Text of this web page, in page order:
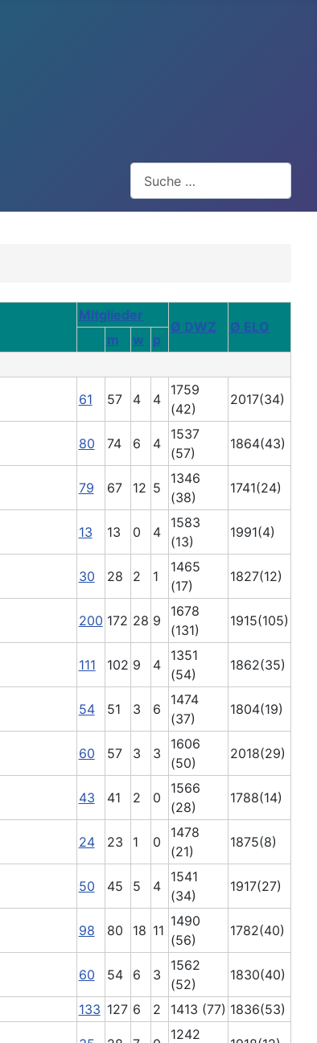
Mitglieder
Ø DWZ
Ø ELO
m
w
p
61 57 4 4
1759
(42)
2017(34)
80 74 6 4
1537
(57)
1864(43)
79 67 12 5
1346
(38)
1741(24)
13 13 0 4
1583
(13)
1991(4)
30 28 2 1
1465
(17)
1827(12)
200 172 28 9
1678
(131)
1915(105)
111 102 9 4
1351
(54)
1862(35)
54 51 3 6
1474
(37)
1804(19)
60 57 3 3
1606
(50)
2018(29)
43 41 2 0
1566
(28)
1788(14)
24 23 1 0
1478
(21)
1875(8)
50 45 5 4
1541
(34)
1917(27)
98 80 18 11
1490
(56)
1782(40)
60 54 6 3
1562
(52)
1830(40)
133 127 6 2 1413 (77) 1836(53)
1242